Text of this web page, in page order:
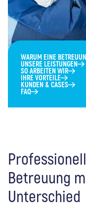
WARUM EINE
UNSERE LEISTUNGEN
SO ARBEITEN WIR
IHRE VORTEILE
KUNDEN & CASES
FAQ
Betreuung
Unterschied